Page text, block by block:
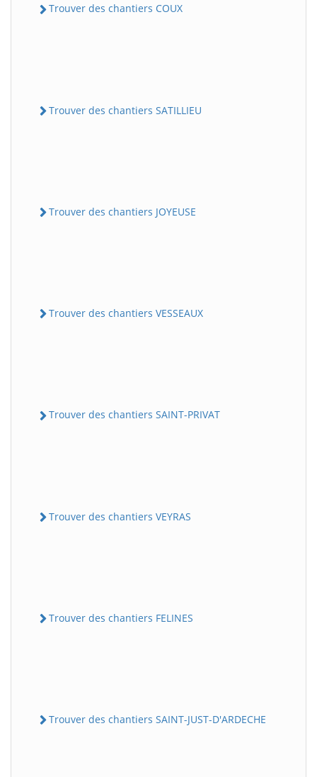
Trouver des chantiers COUX
Trouver des chantiers SATILLIEU
Trouver des chantiers JOYEUSE
Trouver des chantiers VESSEAUX
Trouver des chantiers SAINT-PRIVAT
Trouver des chantiers VEYRAS
Trouver des chantiers FELINES
Trouver des chantiers SAINT-JUST-D'ARDECHE